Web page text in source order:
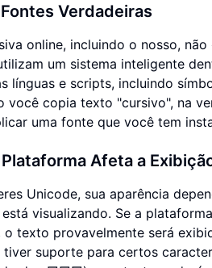
Verdadeiras
online, incluindo o nosso,
um sistema inteligente
línguas e scripts, incluindo
você copia texto "cursivo", na
uma fonte que você tem
Afeta a
Unicode, sua aparência
visualizando. Se a
texto provavelmente será
suporte para certos